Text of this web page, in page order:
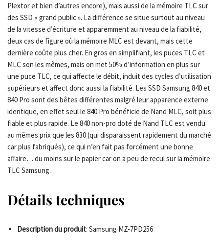
Plextor et bien d’autres encore), mais aussi de la mémoire TLC sur
des SSD « grand public ». La différence se situe surtout au niveau
de la vitesse d’écriture et apparemment au niveau de la fiabilité,
deux cas de figure où la mémoire MLC est devant, mais cette
dernière coûte plus cher. En gros en simplifiant, les puces TLC et
MLC son les mêmes, mais on met 50% d’information en plus sur
une puce TLC, ce qui affecte le débit, induit des cycles d’utilisation
supérieurs et affect donc aussi la fiabilité. Les SSD Samsung 840 et
840 Pro sont des bêtes différentes malgré leur apparence externe
identique, en effet seul le 840 Pro bénéficie de Nand MLC, soit plus
fiable et plus rapide. Le 840 non-pro doté de Nand TLC est vendu
au mêmes prix que les 830 (qui disparaissent rapidement du marché
car plus fabriqués), ce qui n’en fait pas forcément une bonne
affaire… du moins sur le papier car on a peu de recul sur la mémoire
TLC Samsung.
Détails techniques
Description du produit: Samsung MZ-7PD256